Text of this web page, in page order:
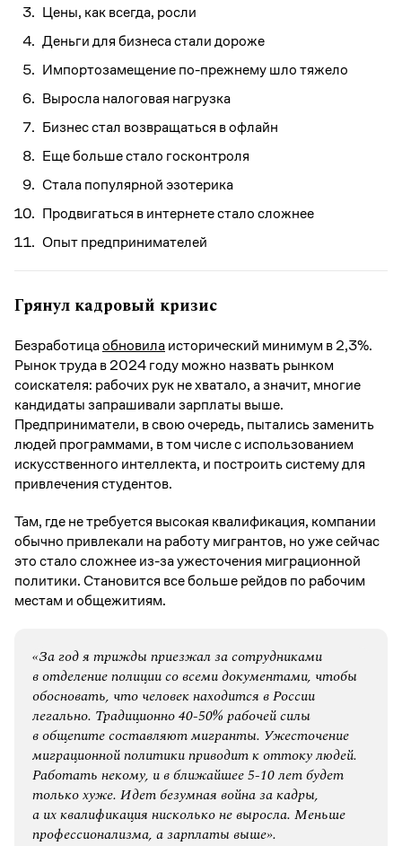
Цены, как всегда, росли
Деньги для бизнеса стали дороже
Импортозамещение по-прежнему шло тяжело
Выросла налоговая нагрузка
Бизнес стал возвращаться в офлайн
Еще больше стало госконтроля
Стала популярной эзотерика
Продвигаться в интернете стало сложнее
Опыт предпринимателей
Грянул кадровый кризис
Безработицаобновилаисторический минимум в 2,3%.
Рынок труда в 2024 году можно назвать рынком
соискателя: рабочих рук не хватало, а значит, многие
кандидаты запрашивали зарплаты выше.
Предприниматели, в свою очередь, пытались заменить
людей программами, в том числе с использованием
искусственного интеллекта, и построить систему для
привлечения студентов.
Там, где не требуется высокая квалификация, компании
обычно привлекали на работу мигрантов, но уже сейчас
это стало сложнее из-за ужесточения миграционной
политики. Становится все больше рейдов по рабочим
местам и общежитиям.
«За год я трижды приезжал за сотрудниками
в отделение полиции со всеми документами, чтобы
обосновать, что человек находится в России
легально. Традиционно 40-50% рабочей силы
в общепите составляют мигранты. Ужесточение
миграционной политики приводит к оттоку людей.
Работать некому, и в ближайшее 5-10 лет будет
только хуже. Идет безумная война за кадры,
а их квалификация нисколько не выросла. Меньше
профессионализма, а зарплаты выше».